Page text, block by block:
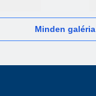
Minden galéria